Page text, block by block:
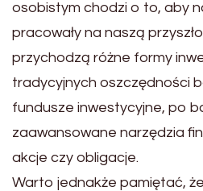
osobistym chodzi o to, aby
pracowały na naszą
przychodzą różne formy
tradycyjnych oszczędności
fundusze inwestycyjne, po
zaawansowane narzędzia
akcje czy obligacje.
Warto jednakże pamiętać,